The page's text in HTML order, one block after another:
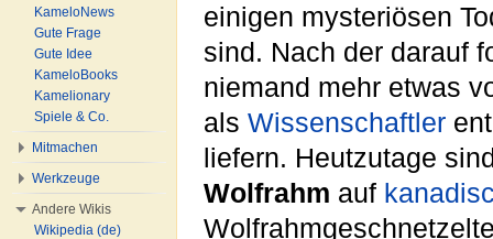
einigen mysteriösen
sind. Nach der darauf
niemand mehr etwas
als Wissenschaftler
liefern. Heutzutage
Wolfrahm auf
KameloNews
Gute Frage
Gute Idee
KameloBooks
Kamelionary
Spiele & Co.
Mitmachen
Werkzeuge
Andere Wikis
Wikipedia (de)